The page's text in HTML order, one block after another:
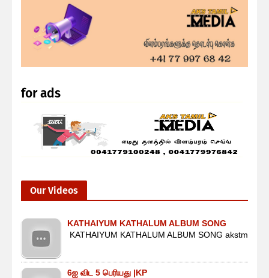
for ads
Our Videos
KATHAIYUM KATHALUM ALBUM SONG
KATHAIYUM KATHALUM ALBUM SONG akstm
6ஐ விட 5 பெரியது |KP